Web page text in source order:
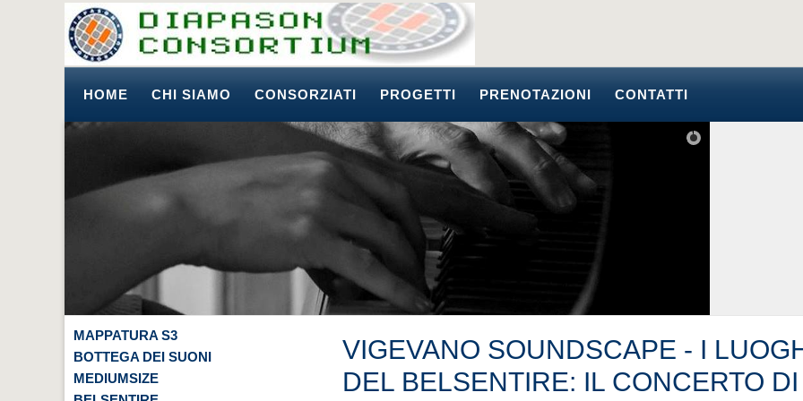
HOME CHI SIAMO CONSORZIATI PROGETTI PRENOTAZIONI CONTATTI
MAPPATURA S3
BOTTEGA DEI SUONI
MEDIUMSIZE
VIGEVANO SOUNDSCAPE - I
DEL BELSENTIRE: IL CONCERTO DI